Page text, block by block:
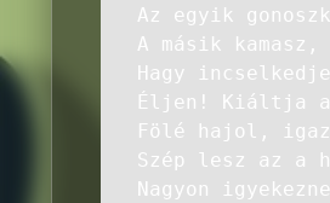
Az egyik
A másik
Hagy
Éljen! Kiáltja a
Fölé hajol,
Szép lesz az a
Nagyon